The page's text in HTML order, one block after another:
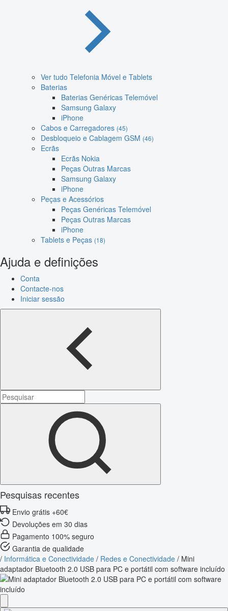
Ver tudo Telefonia Móvel e Tablets
Baterias
Baterias Genéricas Telemóvel
Samsung Galaxy
iPhone
Cabos e Carregadores (45)
Desbloqueio e Cablagem GSM (46)
Ecrãs
Ecrãs Nokia
Peças Outras Marcas
Samsung Galaxy
iPhone
Peças e Acessórios
Peças Genéricas Telemóvel
Peças Outras Marcas
iPhone
Tablets e Peças (18)
Ajuda e definições
Conta
Contacte-nos
Iniciar sessão
Pesquisas recentes
Envio grátis +60€
Devoluções em 30 dias
Pagamento 100% seguro
Garantia de qualidade
/ Informática e Conectividade / Redes e Conectividade / Mini
adaptador Bluetooth 2.0 USB para PC e portátil com software incluído